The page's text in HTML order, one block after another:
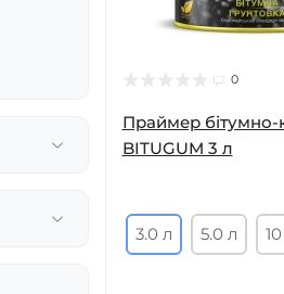
0
Праймер бітумно-
BITUGUM 3 л
3.0 л 5.0 л